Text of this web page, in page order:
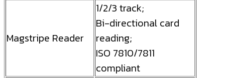
Magstripe Reader
1/2/3 track;
Bi-directional card
reading;
ISO 7810/7811
compliant